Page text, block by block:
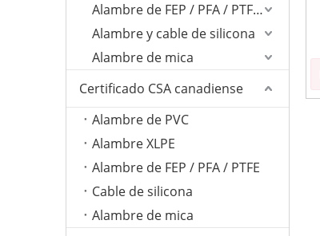
Alambre de FEP / PFA / PTFE/ETFE
Alambre y cable de silicona
Alambre de mica
Certificado CSA canadiense
Alambre de PVC
Alambre XLPE
Alambre de FEP / PFA / PTFE
Cable de silicona
Alambre de mica